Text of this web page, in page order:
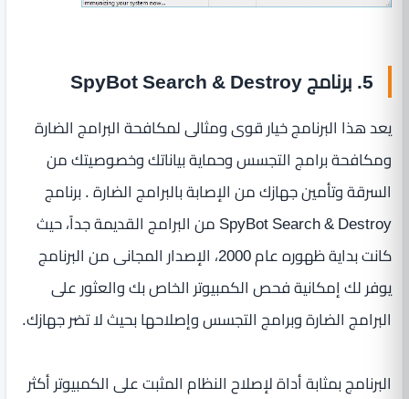
5. برنامج SpyBot Search & Destroy
يعد هذا البرنامج خيار قوى ومثالى لمكافحة البرامج الضارة
ومكافحة برامج التجسس وحماية بياناتك وخصوصيتك من
السرقة وتأمين جهازك من الإصابة بالبرامج الضارة . برنامج
SpyBot Search & Destroy من البرامج القديمة جداً، حيث
كانت بداية ظهوره عام 2000، الإصدار المجانى من البرنامج
يوفر لك إمكانية فحص الكمبيوتر الخاص بك والعثور على
البرامج الضارة وبرامج التجسس وإصلاحها بحيث لا تضر جهازك.
البرنامج بمثابة أداة لإصلاح النظام المثبت على الكمبيوتر أكثر